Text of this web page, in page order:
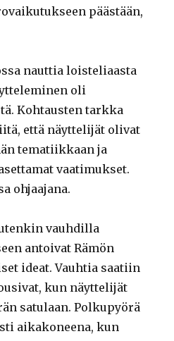
päästään,
nauttia loisteliaasta
oli
Kohtausten tarkka
että näyttelijät olivat
tematiikkaan ja
vaatimukset.
ohjaajana.
vauhdilla
antoivat Rämön
ideat. Vauhtia saatiin
kun näyttelijät
satulaan. Polkupyörä
aikakoneena, kun